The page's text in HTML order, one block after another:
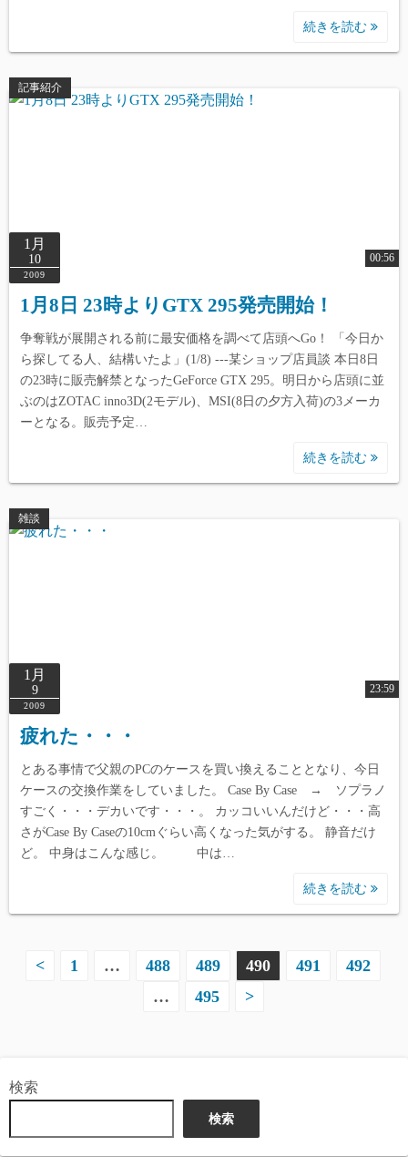
/home/reviewdays/reviewdays.com/public_html/wp-続きを読む
Warning: Undefined array key 0 in
/home/reviewdays/reviewdays.com/public_html/wp-
content/themes/simple-days/template-
parts/index/post_card.php
/home/reviewdays/reviewdays.com/public_html/wp-
content/themes/simple-days/template-
parts/index/post_card.php
記事紹介
1月
10
2009
00:56
1月8日 23時よりGTX 295発売開始！
争奪戦が展開される前に最安価格を調べて店頭へGo！ 「今日か
ら探してる人、結構いたよ」(1/8) ---某ショップ店員談 本日8日
の23時に販売解禁となったGeForce GTX 295。明日から店頭に並
ぶのはZOTAC inno3D(2モデル)、MSI(8日の夕方入荷)の3メーカ
ーとなる。販売予定…
続きを読む
Warning: Undefined array key 0 in
/home/reviewdays/reviewdays.com/public_html/wp-
content/themes/simple-days/template-
parts/index/post_card.php
on line 165
/home/reviewdays/reviewdays.com/public_html/wp-
parts/index/post_card.php on line165
parts/index/post_card.php
雑談
1月
9
2009
23:59
疲れた・・・
とある事情で父親のPCのケースを買い換えることとなり、今日
ケースの交換作業をしていました。 Case By Case → ソプラノ
すごく・・・デカいです・・・。 カッコいいんだけど・・・高
さがCase By Caseの10cmぐらい高くなった気がする。 静音だけ
ど。 中身はこんな感じ。 中は…
続きを読む
ー
ジ
< 1 … 488 489 490 491
492
…
495 >
検索
検索